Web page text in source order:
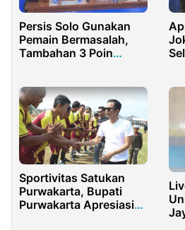
Persis Solo Gunakan
Pemain Bermasalah,
Tambahan 3 Poin
di
Sportivitas Satukan
Purwakarta, Bupati
Purwakarta Apresiasi